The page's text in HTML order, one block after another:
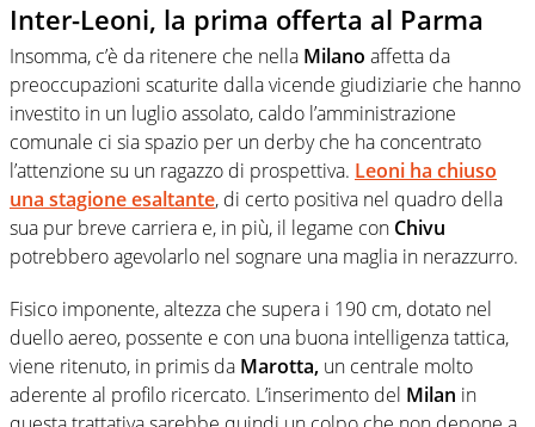
Inter-Leoni, la prima offerta al Parma
Insomma, c’è da ritenere che nella Milano affetta da
preoccupazioni scaturite dalla vicende giudiziarie che hanno
investito in un luglio assolato, caldo l’amministrazione
comunale ci sia spazio per un derby che ha concentrato
l’attenzione su un ragazzo di prospettiva. Leoni ha chiuso
una stagione esaltante, di certo positiva nel quadro della
sua pur breve carriera e, in più, il legame con Chivu
potrebbero agevolarlo nel sognare una maglia in nerazzurro.
Fisico imponente, altezza che supera i 190 cm, dotato nel
duello aereo, possente e con una buona intelligenza tattica,
viene ritenuto, in primis da Marotta, un centrale molto
aderente al profilo ricercato. L’inserimento del Milan in